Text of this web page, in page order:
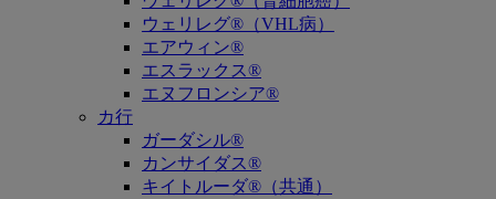
ウェリレグ®（VHL病）
エアウィン®
エスラックス®
エヌフロンシア®
カ行
ガーダシル®
カンサイダス®
キイトルーダ®（共通）